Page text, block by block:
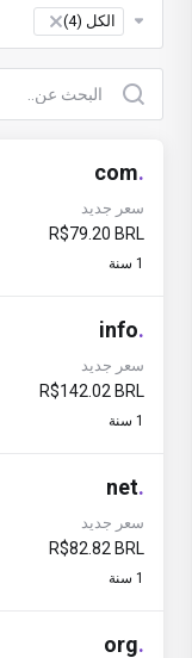
الكل (4) ×
.
com
سعر جديد
R$79.20 BRL
1 سنة
.
info
سعر جديد
R$142.02 BRL
1 سنة
.
net
سعر جديد
R$82.82 BRL
1 سنة
.
org